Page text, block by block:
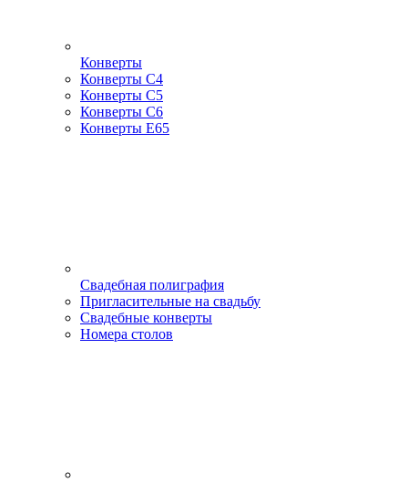
Конверты
Конверты С4
Конверты С5
Конверты С6
Конверты Е65
Свадебная полиграфия
Пригласительные на свадьбу
Свадебные конверты
Номера столов